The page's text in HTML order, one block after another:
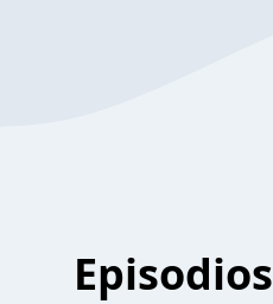
Episodios